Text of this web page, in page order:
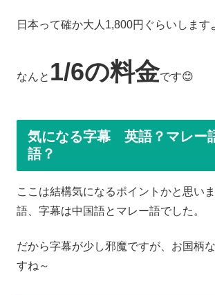
日本って確か大人1,800円ぐらいします
なんと 1/6の料金です😊
気になる字幕 英語？マレー
語？
ここは結構気になるポイントかと思い
語、字幕は中国語とマレー語でした。
だから字幕が少し邪魔ですが、お国柄
すね～